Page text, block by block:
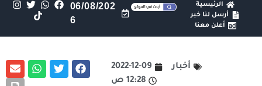
الرئيسية
أرسل لنا خبر
أعلن معنا
06/08/202
6
أخبار
2022-12-09
12:28 ص